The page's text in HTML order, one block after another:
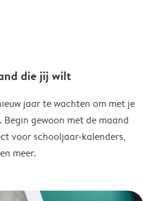
die jij wilt
jaar te wachten om met je
gewoon met de maand
voor schooljaar-kalenders,
meer.